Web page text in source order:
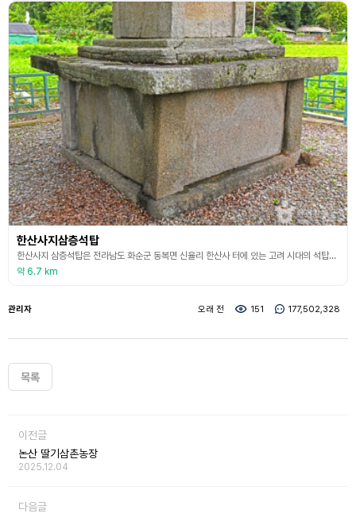
한산사지삼층석탑
한산사지 삼층석탑은 전라남도 화순군 동복면 신율리 한산사 터에 있는 고려 시대의 석탑으로, 석탑이 있는 곳은 예부터 한산사지로 전해지고 있으며 빈대 때문에 폐사되었다고 전해온다. 탑은 개인이 경작하는 밭 가운데 있다. 지대석 주변으로는 시멘트로 바닥을 처리하고, 그 위로 지대석을 겸한 하대석을 깔았으나 일부 파손되어 역시 시멘트로 보수하였다. 탑신부는 탑신(탑의 기단과 상륜 사이의 탑의 몸)과 옥개석(석탑의 지붕돌)이 각 1석 씩으로, 각면의 모서리에는
약 6.7 km
관리자 오래 전 151 177,502,328
목록
이전글
논산 딸기삼촌농장
2025.12.04
다음글